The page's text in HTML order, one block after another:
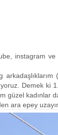
instagram
Demek ki
güzel kadınlar
ara epey